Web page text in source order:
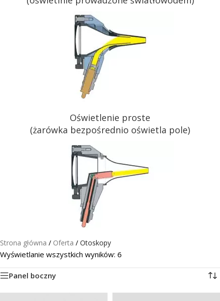
Oświetlenie proste
(żarówka bezpośrednio oświetla pole)
Strona główna / Oferta / Otoskopy
Wyświetlanie wszystkich wyników: 6
Panel boczny